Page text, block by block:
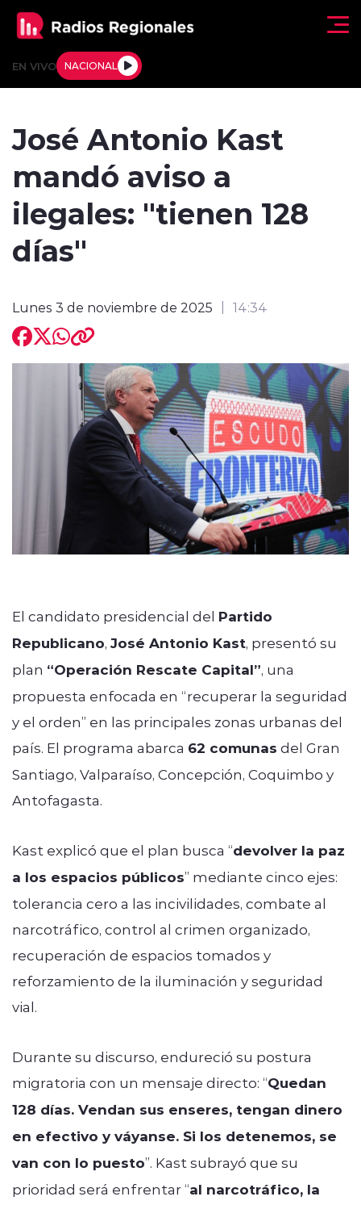
EN VIVO NACIONAL
Deportes
Regiones al Aire
Entrevistas
modo claro
José Antonio Kast
mandó aviso a
ilegales: "tienen 128
días"
Lunes 3 de noviembre de 2025 14:34
El candidato presidencial del Partido
Republicano, José Antonio Kast, presentó su
plan “Operación Rescate Capital”, una
propuesta enfocada en “recuperar la seguridad
y el orden” en las principales zonas urbanas del
país. El programa abarca 62 comunas del Gran
Santiago, Valparaíso, Concepción, Coquimbo y
Antofagasta.
Kast explicó que el plan busca “devolver la paz
a los espacios públicos” mediante cinco ejes:
tolerancia cero a las incivilidades, combate al
narcotráfico, control al crimen organizado,
recuperación de espacios tomados y
reforzamiento de la iluminación y seguridad
vial.
Durante su discurso, endureció su postura
migratoria con un mensaje directo: “Quedan
128 días. Vendan sus enseres, tengan dinero
en efectivo y váyanse. Si los detenemos, se
van con lo puesto”. Kast subrayó que su
prioridad será enfrentar “al narcotráfico, la